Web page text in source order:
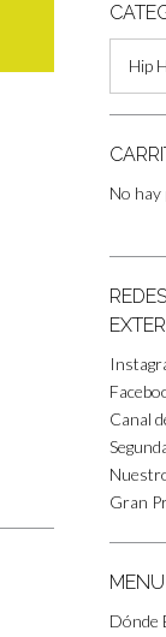
Hip
No
Canal
Gran
Dónde